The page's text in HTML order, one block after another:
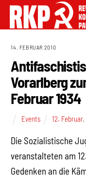
14. FEBRUAR 2010
Vorarlberg
Februar 1934
Events 12. Februar,
Die Sozialistische
veranstalteten am
Gedenken an die